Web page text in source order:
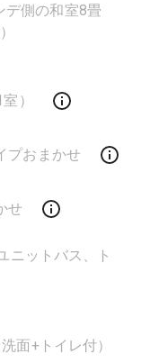
デ側の和室8畳
）
プおまかせ
せ
ニットバス、ト
面+トイレ付）